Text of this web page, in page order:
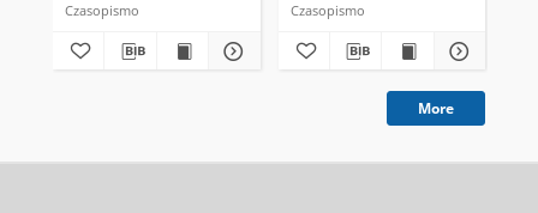
Czasopismo Czasopismo
More